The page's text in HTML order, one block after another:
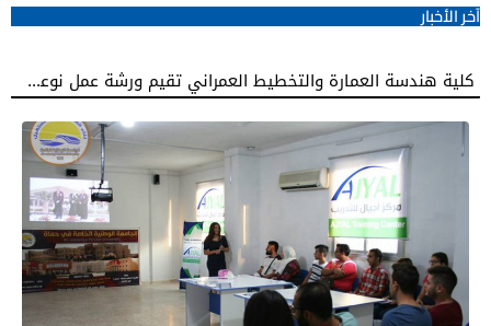
آخر الأخبار
زيارة علمية لطلبة كلية طب الأسنان في الجامعة الوطنية الخاصة إلى كلية طب الأسنان بجامعة دمشق